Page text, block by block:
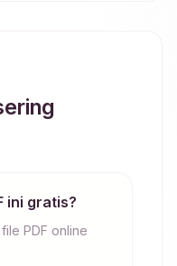
ini gratis?
PDF online